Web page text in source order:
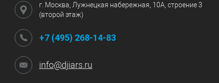
г. Москва, Лужнецкая набережная, 10А, строение 3
(второй этаж)
+7 (495) 268-14-83
info@djiars.ru